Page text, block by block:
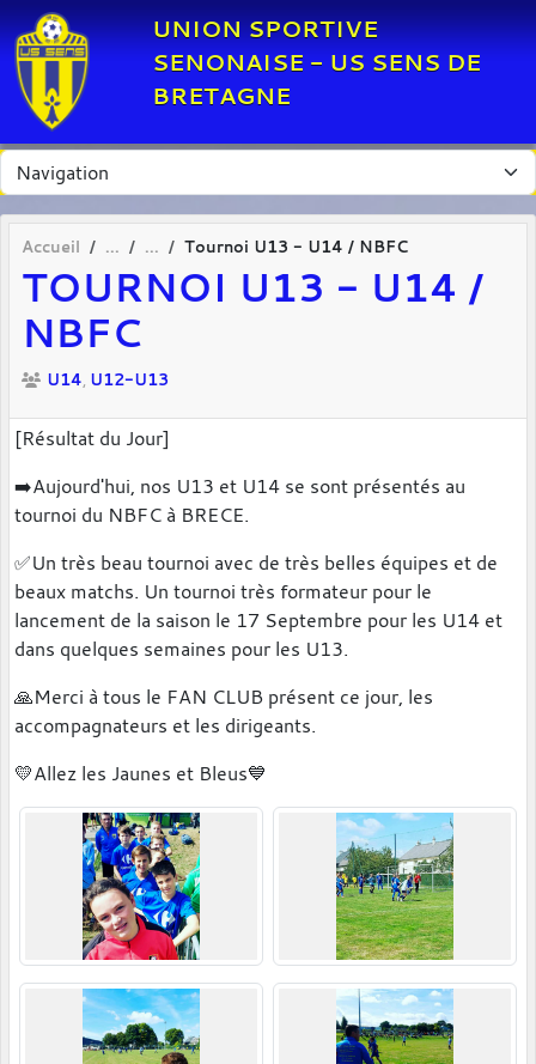
UNION SPORTIVE
SENONAISE - US SENS DE
BRETAGNE
Accueil Tournoi U13 - U14 / NBFC
TOURNOI U13 - U14 /
NBFC
U14 U12-U13
[Résultat du Jour]
➡️Aujourd'hui, nos U13 et U14 se sont présentés au
tournoi du NBFC à BRECE.
✅️Un très beau tournoi avec de très belles équipes et de
beaux matchs. Un tournoi très formateur pour le
lancement de la saison le 17 Septembre pour les U14 et
dans quelques semaines pour les U13.
🙏Merci à tous le FAN CLUB présent ce jour, les
accompagnateurs et les dirigeants.
💛Allez les Jaunes et Bleus💙
Panneau de gestion des cookies